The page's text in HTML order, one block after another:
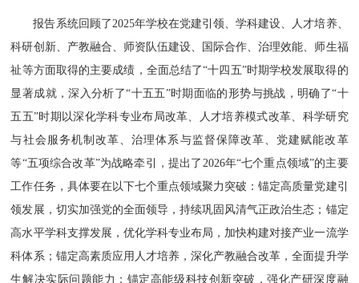
报告系统回顾了2025年学校在党建引领、学科建设、人才培养、
科研创新、产教融合、师资队伍建设、国际合作、治理效能、师生福
祉等方面取得的主要成绩，全面总结了“十四五”时期学校发展取得的
显著成就，深入分析了“十五五”时期面临的形势与挑战，明确了“十
五五”时期以深化学科专业布局改革、人才培养模式改革、科学研究
与社会服务机制改革、治理体系与监督保障改革、党建赋能改革
等“五项综合改革”为战略牵引，提出了 2026年“七个重点领域”的主要
工作任务，具体要在以下七个重点领域聚力突破：锚定高质量党建引
领发展，切实加强党的全面领导，持续巩固风清气正政治生态；锚定
高水平学科支撑发展，优化学科专业布局，加快构建对接产业一流学
科体系；锚定高素质应用人才培养，深化产教融合改革，全面提升学
生解决实际问题能力；锚定高能级科技创新突破，强化产研深度融